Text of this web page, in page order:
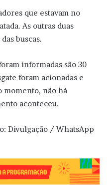
que estavam no
As outras duas
buscas.
informadas são 30
foram acionadas e
momento, não há
aconteceu.
Divulgação / WhatsApp